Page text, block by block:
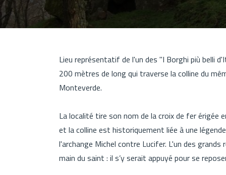
Lieu représentatif de l'un des "I Borghi più belli
200 mètres de long qui traverse la colline du
Monteverde.
La localité tire son nom de la croix de fer érigée
et la colline est historiquement liée à une
l'archange Michel contre Lucifer. L'un des
main du saint : il s’y serait appuyé pour se